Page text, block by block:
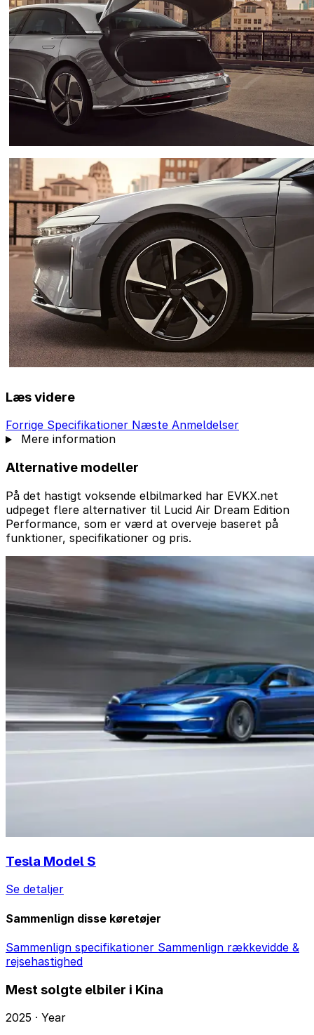
Læs videre
Forrige Specifikationer Næste Anmeldelser
Mere information
Alternative modeller
På det hastigt voksende elbilmarked har EVKX.net
udpeget flere alternativer til Lucid Air Dream Edition
Performance, som er værd at overveje baseret på
funktioner, specifikationer og pris.
Tesla Model S
Se detaljer
Sammenlign disse køretøjer
Sammenlign specifikationer Sammenlign rækkevidde &
rejsehastighed
Mest solgte elbiler i Kina
2025 · Year